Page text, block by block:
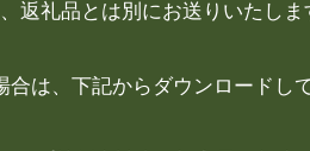
返礼品とは別にお送りいたしま
は、下記からダウンロードし